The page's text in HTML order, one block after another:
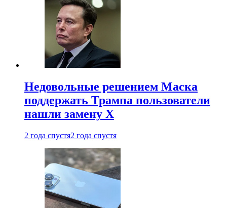
Недовольные решением Маска
поддержать Трампа пользователи
нашли замену X
2 года спустя2 года спустя